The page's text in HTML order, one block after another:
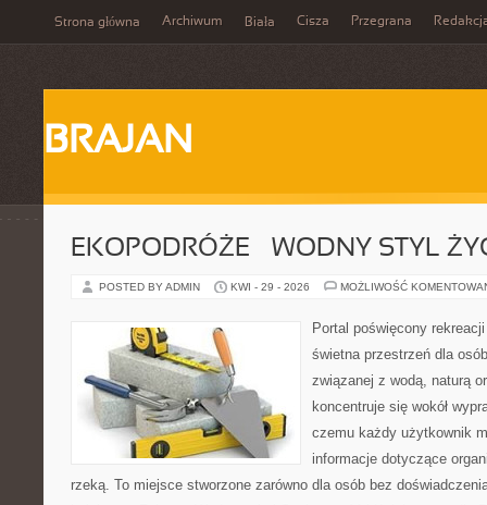
Strona główna Archiwum Biała Cisza Przegrana
BRAJAN
EKOPODRÓŻE – WODNY STYL
POSTED BY ADMIN KWI - 29 - 2026 MOŻLIWOŚĆ
Portal poświęcony
świetna przestrzeń dla
związanej z wodą, naturą
koncentruje się wokół
czemu każdy użytkownik
informacje dotyczące
rzeką. To miejsce stworzone zarówno dla osób bez